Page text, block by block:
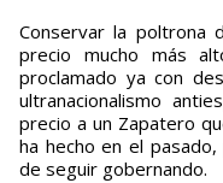
Conservar la poltrona
precio mucho más
proclamado ya con
ultranacionalismo
precio a un Zapatero
ha hecho en el
de seguir gobernando.